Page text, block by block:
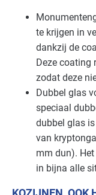
te krijgen in
dankzij de
Deze coating
zodat deze
Dubbel glas
speciaal
dubbel glas
van
mm dun).
in bijna alle